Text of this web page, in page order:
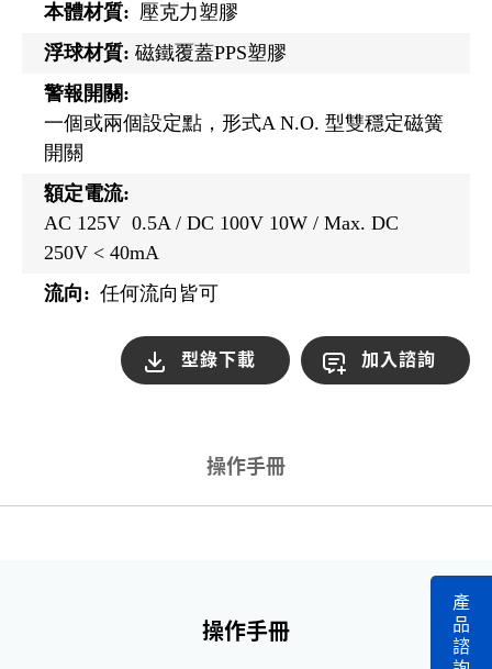
本體材質: 壓克力塑膠
浮球材質: 磁鐵覆蓋PPS塑膠
警報開關:
一個或兩個設定點，形式A N.O. 型雙穩定磁簧
開關
額定電流:
AC 125V 0.5A / DC 100V 10W / Max. DC
250V < 40mA
流向: 任何流向皆可
型錄下載 加入諮詢
操作手冊
操作手冊
產
品
諮